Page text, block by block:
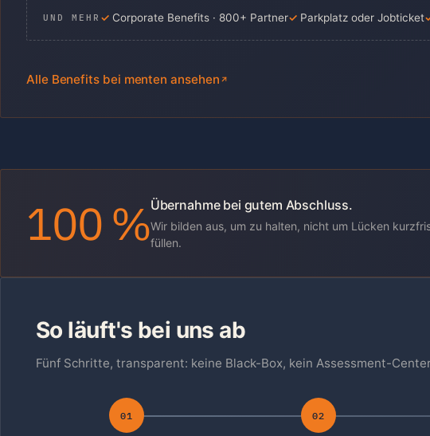
UND MEHR Corporate Benefits · 800+ Partner Parkplatz oder Jobticket
Alle Benefits bei menten ansehen
100 %Übernahme bei gutem Abschluss.
Wir bilden aus, um zu halten, nicht um Lücken
füllen.
So läuft's bei uns ab
Fünf Schritte, transparent: keine Black-Box, kein Assessment-
01 02